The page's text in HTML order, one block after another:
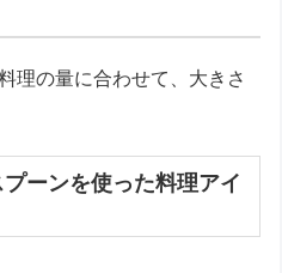
理の量に合わせて、大きさ
ーンを使った料理アイ